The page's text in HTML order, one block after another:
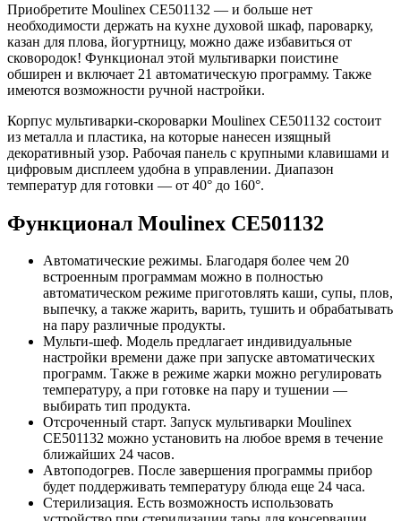
Приобретите Moulinex CE501132 — и больше нет
необходимости держать на кухне духовой шкаф, пароварку,
казан для плова, йогуртницу, можно даже избавиться от
сковородок! Функционал этой мультиварки поистине
обширен и включает 21 автоматическую программу. Также
имеются возможности ручной настройки.
Корпус мультиварки-скороварки Moulinex CE501132 состоит
из металла и пластика, на которые нанесен изящный
декоративный узор. Рабочая панель с крупными клавишами и
цифровым дисплеем удобна в управлении. Диапазон
температур для готовки — от 40° до 160°.
Функционал Moulinex CE501132
Автоматические режимы. Благодаря более чем 20
встроенным программам можно в полностью
автоматическом режиме приготовлять каши, супы, плов,
выпечку, а также жарить, варить, тушить и обрабатывать
на пару различные продукты.
Мульти-шеф. Модель предлагает индивидуальные
настройки времени даже при запуске автоматических
программ. Также в режиме жарки можно регулировать
температуру, а при готовке на пару и тушении —
выбирать тип продукта.
Отсроченный старт. Запуск мультиварки Moulinex
CE501132 можно установить на любое время в течение
ближайших 24 часов.
Автоподогрев. После завершения программы прибор
будет поддерживать температуру блюда еще 24 часа.
Стерилизация. Есть возможность использовать